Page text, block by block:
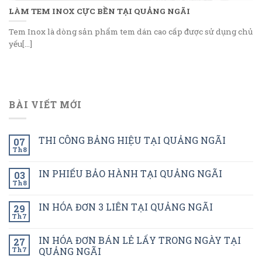
LÀM TEM INOX CỰC BỀN TẠI QUẢNG NGÃI
Tem Inox là dòng sản phẩm tem dán cao cấp được sử dụng chủ
yếu[...]
BÀI VIẾT MỚI
07
Th8
THI CÔNG BẢNG HIỆU TẠI QUẢNG NGÃI
03
Th8
IN PHIẾU BẢO HÀNH TẠI QUẢNG NGÃI
29
Th7
IN HÓA ĐƠN 3 LIÊN TẠI QUẢNG NGÃI
27
Th7
IN HÓA ĐƠN BÁN LẺ LẤY TRONG NGÀY TẠI
QUẢNG NGÃI